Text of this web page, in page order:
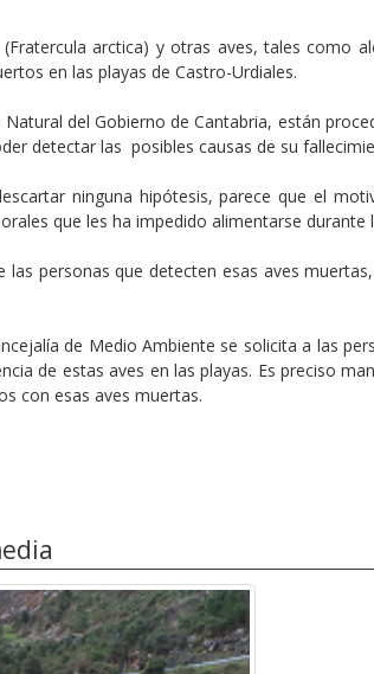
arctica) y otras aves, tales como
en las playas de Castro-Urdiales.
del Gobierno de Cantabria, están
detectar las posibles causas de su
ninguna hipótesis, parece que el
que les ha impedido alimentarse durante
las personas que detecten esas aves
de Medio Ambiente se solicita a las
de estas aves en las playas. Es preciso
con esas aves muertas.